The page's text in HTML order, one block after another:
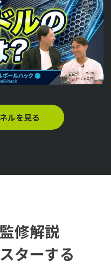
ルを見る
修解説
ターする